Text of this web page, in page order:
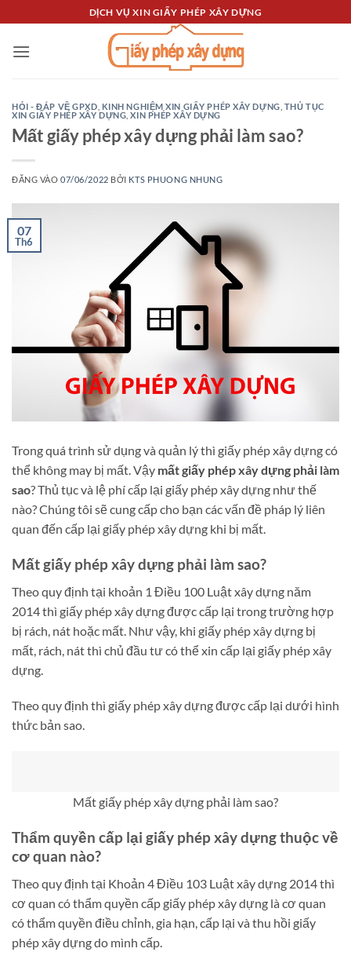
qua
nội
DỊCH VỤ XIN GIẤY PHÉP XÂY DỰNG
HỎI - ĐÁP VỀ GPXD KINH NGHIỆM XIN GIẤY PHÉP XÂY DỰNG THỦ TỤC
XIN GIẤY PHÉP XÂY DỰNG ,XIN PHÉP XÂY DỰNG
Mất giấy phép xây dựng phải làm sao?
ĐĂNG VÀO07/06/2022 BỞI KTS PHUONG NHUNG
07
Th6
Trong quá trình sử dụng và quản lý thì giấy phép xây dựng có
thể không may bị mất. Vậy mất giấy phép xây dựng phải làm
sao? Thủ tục và lệ phí cấp lại giấy phép xây dựng như thế
nào? Chúng tôi sẽ cung cấp cho bạn các vấn đề pháp lý liên
quan đến cấp lại giấy phép xây dựng khi bị mất.
Mất giấy phép xây dựng phải làm sao?
Theo quy định tại khoản 1 Điều 100 Luật xây dựng năm
2014 thì giấy phép xây dựng được cấp lại trong trường hợp
bị rách, nát hoặc mất. Như vậy, khi giấy phép xây dựng bị
mất, rách, nát thì chủ đầu tư có thể xin cấp lại giấy phép xây
dựng.
Theo quy định thì giấy phép xây dựng được cấp lại dưới hình
thức bản sao.
Mất giấy phép xây dựng phải làm sao?
Thẩm quyền cấp lại giấy phép xây dựng thuộc về
cơ quan nào?
Theo quy định tại Khoản 4 Điều 103 Luật xây dựng 2014 thì
cơ quan có thẩm quyền cấp giấy phép xây dựng là cơ quan
có thẩm quyền điều chỉnh, gia hạn, cấp lại và thu hồi giấy
phép xây dựng do mình cấp.